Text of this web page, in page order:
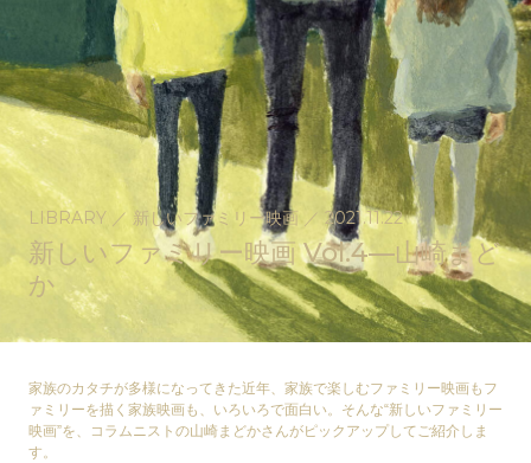
LIBRARY ／ 新しいファミリー映画 ／ 2021.11.22
新しいファミリー映画 Vol.4—山崎まど
か
家族のカタチが多様になってきた近年、家族で楽しむファミリー映画もフ
ァミリーを描く家族映画も、いろいろで面白い。そんな“新しいファミリー
映画”を、コラムニストの山崎まどかさんがピックアップしてご紹介しま
す。